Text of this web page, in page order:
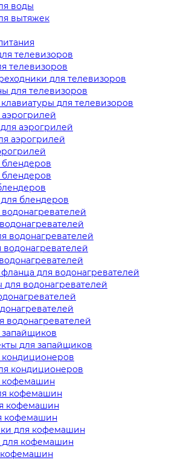
воды
вытяжек
телевизоров
телевизоров
для телевизоров
для телевизоров
для телевизоров
аэрогрилей
аэрогрилей
аэрогрилей
блендеров
блендеров
блендеров
водонагревателей
водонагревателей
для водонагревателей
для водонагревателей
водонагревателей
запайщиков
для запайщиков
кондиционеров
кондиционеров
кофемашин
кофемашин
кофемашин
кофемашин
для кофемашин
для кофемашин